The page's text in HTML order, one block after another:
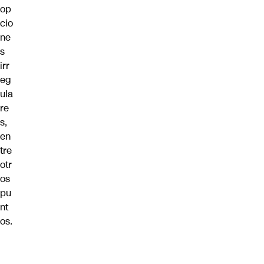
op
cio
ne
s
irr
eg
ula
re
s,
en
tre
otr
os
pu
nt
os.